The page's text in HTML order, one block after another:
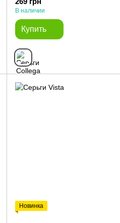
В наличии
Купить
Новинка